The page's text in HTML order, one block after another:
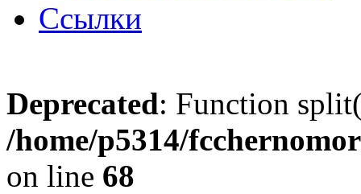
Ссылки
Deprecated: Function
/home/p5314/
on line 68